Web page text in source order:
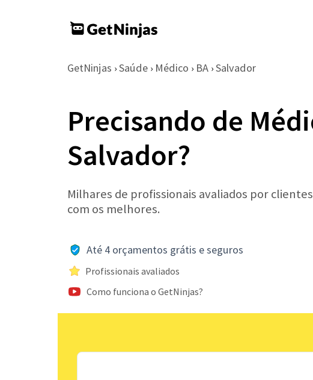
GetNinjas › Saúde › Médico › BA › Salvador
Precisando de
Salvador?
Milhares de profissionais avaliados por
com os melhores.
Até 4 orçamentos grátis e seguros
Profissionais avaliados
Como funciona o GetNinjas?